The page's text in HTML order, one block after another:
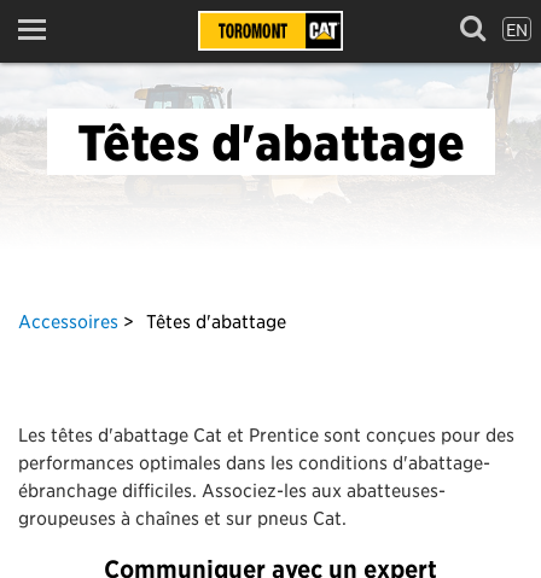
Menu EN
Têtes d'abattage
Accessoires Têtes d'abattage
Les têtes d'abattage Cat et Prentice sont conçues pour des
performances optimales dans les conditions d'abattage-
ébranchage difficiles. Associez-les aux abatteuses-
groupeuses à chaînes et sur pneus Cat.
Communiquer avec un expert